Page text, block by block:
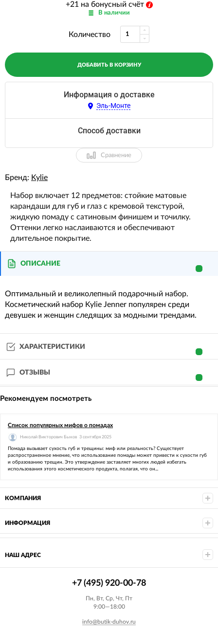
+21 на бонусный счёт
В наличии
Количество
ДОБАВИТЬ В КОРЗИНУ
Информация о доставке
Эль-Монте
Способ доставки
Сравнение
Бренд: Kylie
Набор включает 12 предметов: стойкие матовые
карандаши для губ и глаз с кремовой текстурой,
жидкую помаду с сатиновым финишем и точилку.
Оттенки легко наслаиваются и обеспечивают
длительное покрытие.
ОПИСАНИЕ
Оптимальный и великолепный подарочный набор.
Косметический набор Kylie Jenner популярен среди
девушек и женщин следящих за модными трендами.
ХАРАКТЕРИСТИКИ
ОТЗЫВЫ
Рекомендуем посмотреть
Список популярных мифов о помадах
Николай Викторович Быков 3 сентября 2025
Помада вызывает сухость губ и трещины: миф или реальность? Существует
распространенное мнение, что использование помады может привести к сухости губ
и образованию трещин. Это утверждение заставляет многих людей избегать
использования этого косметического продукта, полагая, что он...
КОМПАНИЯ
ИНФОРМАЦИЯ
НАШ АДРЕС
+7 (495) 920-00-78
Пн, Вт, Ср, Чт, Пт
9:00—18:00
info@butik-duhov.ru